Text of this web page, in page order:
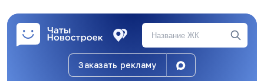
Заказать рекламу